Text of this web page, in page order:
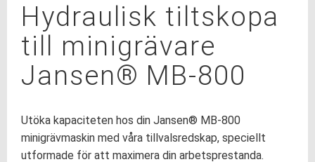
Hydraulisk tiltskopa
till minigrävare
Jansen® MB-800
Utöka kapaciteten hos din Jansen® MB-800
minigrävmaskin med våra tillvalsredskap, speciellt
utformade för att maximera din arbetsprestanda.